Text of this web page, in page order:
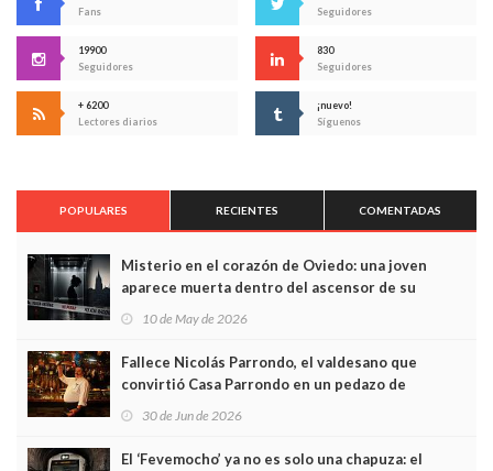
Fans
Seguidores
19900
Seguidores
830
Seguidores
+ 6200
Lectores diarios
¡nuevo!
Síguenos
POPULARES RECIENTES COMENTADAS
Misterio en el corazón de Oviedo: una joven
aparece muerta dentro del ascensor de su
edificio y las cámaras captan sus últimos minutos
10 de May de 2026
Fallece Nicolás Parrondo, el valdesano que
convirtió Casa Parrondo en un pedazo de
Asturias en Madrid
30 de Jun de 2026
El ‘Fevemocho’ ya no es solo una chapuza: el